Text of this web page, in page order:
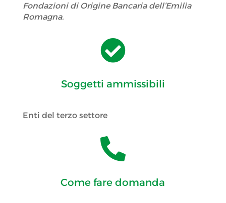
Fondazioni di Origine Bancaria dell’Emilia
Romagna.

Soggetti ammissibili
Enti del terzo settore

Come fare domanda